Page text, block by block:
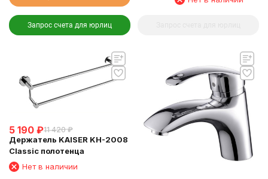
Запрос счета для юрлиц
5 190 ₽11 420 ₽
Держатель KAISER KH-2008
Classic полотенца
Нет в наличии